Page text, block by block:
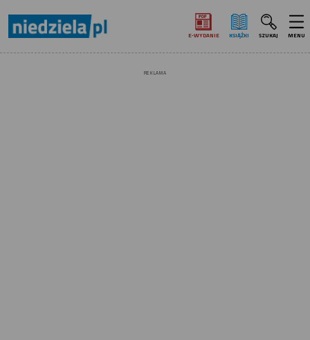
E‑WYDANIE KSIĄŻKI SZUKAJ MENU
REKLAMA